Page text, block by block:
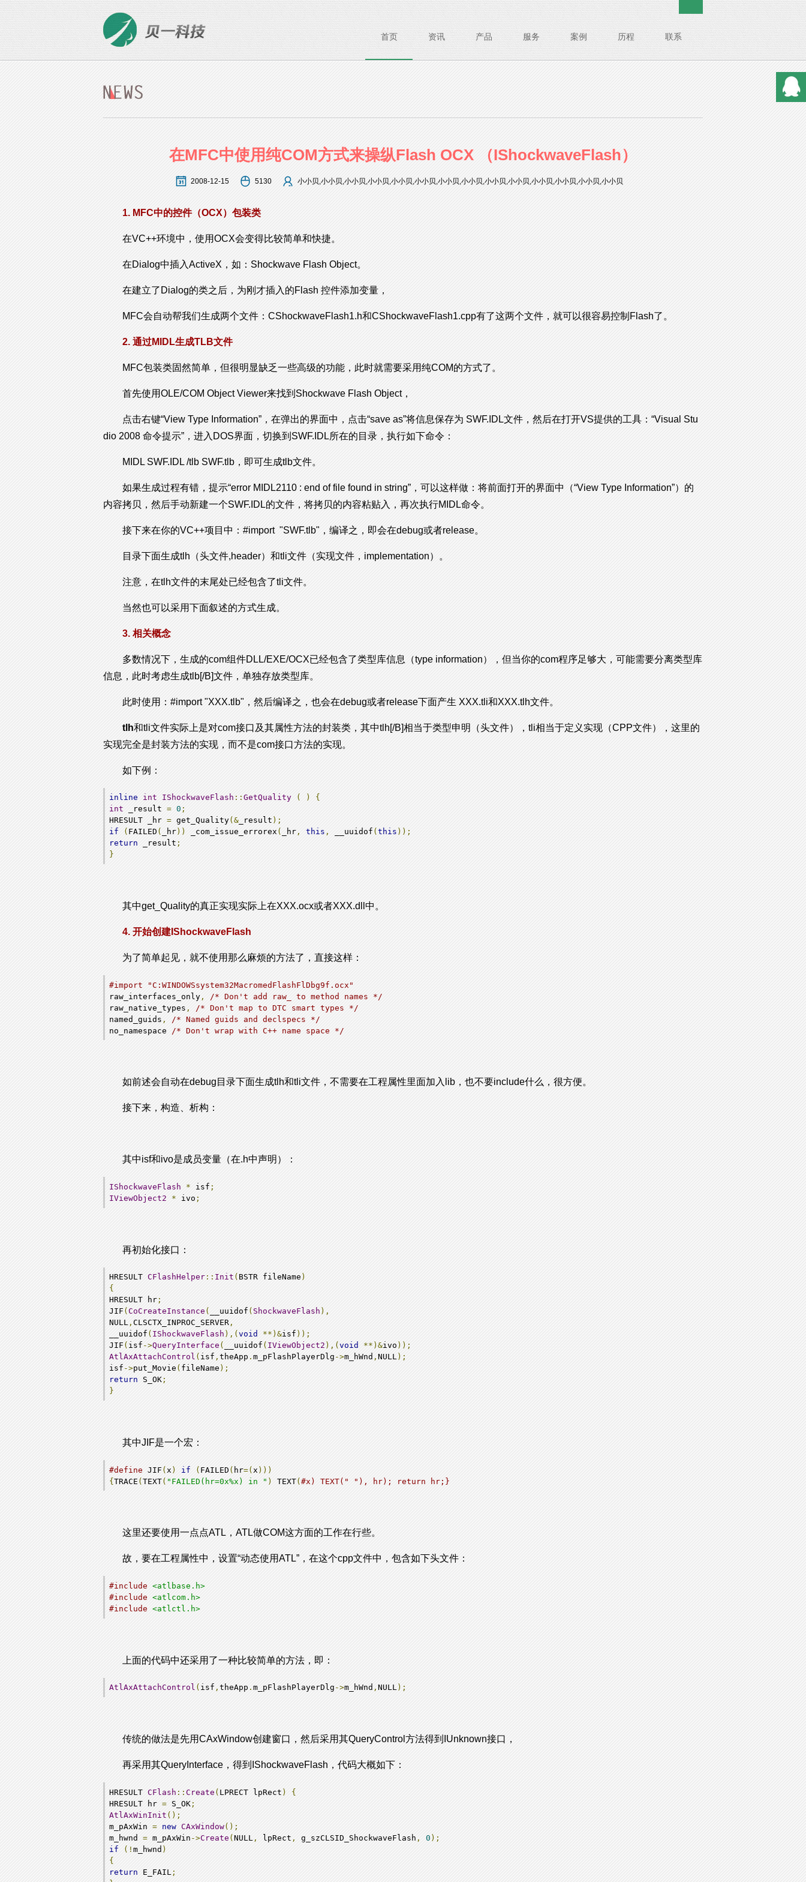
首页 资讯 产品 服务 案例 历程 联系
在MFC中使用纯COM方式来操纵Flash OCX （IShockwaveFlash）
2008-12-15 5130 小小贝,小小贝,小小贝,小小贝,小小贝,小小贝,小小贝,小小贝,小小贝,小小贝,小小贝,小小贝,小小贝,小小贝
1. MFC中的控件（OCX）包装类
在VC++环境中，使用OCX会变得比较简单和快捷。
在Dialog中插入ActiveX，如：Shockwave Flash Object。
在建立了Dialog的类之后，为刚才插入的Flash 控件添加变量，
MFC会自动帮我们生成两个文件：CShockwaveFlash1.h和CShockwaveFlash1.cpp有了这两个文件，就可以很容易控制Flash了。
2. 通过MIDL生成TLB文件
MFC包装类固然简单，但很明显缺乏一些高级的功能，此时就需要采用纯COM的方式了。
首先使用OLE/COM Object Viewer来找到Shockwave Flash Object，
点击右键“View Type Information”，在弹出的界面中，点击“save as”将信息保存为 SWF.IDL文件，然后在打开VS提供的工具：“Visual Stu
dio 2008 命令提示”，进入DOS界面，切换到SWF.IDL所在的目录，执行如下命令：
MIDL SWF.IDL /tlb SWF.tlb，即可生成tlb文件。
如果生成过程有错，提示“error MIDL2110 : end of file found in string”，可以这样做：将前面打开的界面中（“View Type Information”）的
内容拷贝，然后手动新建一个SWF.IDL的文件，将拷贝的内容粘贴入，再次执行MIDL命令。
接下来在你的VC++项目中：#import "SWF.tlb"，编译之，即会在debug或者release。
目录下面生成tlh（头文件,header）和tli文件（实现文件，implementation）。
注意，在tlh文件的末尾处已经包含了tli文件。
当然也可以采用下面叙述的方式生成。
3. 相关概念
多数情况下，生成的com组件DLL/EXE/OCX已经包含了类型库信息（type information），但当你的com程序足够大，可能需要分离类型库
信息，此时考虑生成tlb[/B]文件，单独存放类型库。
此时使用：#import "XXX.tlb"，然后编译之，也会在debug或者release下面产生 XXX.tli和XXX.tlh文件。
tlh和tli文件实际上是对com接口及其属性方法的封装类，其中tlh[/B]相当于类型申明（头文件），tli相当于定义实现（CPP文件），这里的
实现完全是封装方法的实现，而不是com接口方法的实现。
如下例：
inline int IShockwaveFlash :: GetQuality ( )
{
int _result = 0 ;
HRESULT _hr = get_Quality(&_result );
if
( FAILED ( _hr)) _com_issue_errorex( _hr, this , __uuidof ( this ));
return _result ;
}
其中get_Quality的真正实现实际上在XXX.ocx或者XXX.dll中。
4. 开始创建IShockwaveFlash
为了简单起见，就不使用那么麻烦的方法了，直接这样：
#import "C:WINDOWSsystem32MacromedFlashFlDbg9f.ocx"
raw_interfaces_only,
/* Don't add raw_ to method names */
raw_native_types ,
/* Don't map to DTC smart types */
named_guids ,
/* Named guids and declspecs */
no_namespace
/* Don't wrap with C++ name space */
如前述会自动在debug目录下面生成tlh和tli文件，不需要在工程属性里面加入lib，也不要include什么，很方便。
接下来，构造、析构：
其中isf和ivo是成员变量（在.h中声明）：
IShockwaveFlash * isf ;
IViewObject2
* ivo ;
再初始化接口：
HRESULT CFlashHelper:: Init ( BSTR fileName )
{
HRESULT hr;
JIF( CoCreateInstance( __uuidof ( ShockwaveFlash ),
NULL, CLSCTX_INPROC_SERVER,
__uuidof ( IShockwaveFlash ),( void **)&isf ));
JIF( isf ->QueryInterface( __uuidof ( IViewObject2 ),( void **)&ivo ));
AtlAxAttachControl ( isf , theApp . m_pFlashPlayerDlg ->m_hWnd , NULL);
isf ->put_Movie ( fileName );
return S_OK;
}
其中JIF是一个宏：
#define JIF( x ) if ( FAILED ( hr=( x )))
{TRACE (TEXT( "FAILED(hr=0x%x) in " ) TEXT(#x) TEXT(" "), hr); return hr;}
这里还要使用一点点ATL，ATL做COM这方面的工作在行些。
故，要在工程属性中，设置“动态使用ATL”，在这个cpp文件中，包含如下头文件：
#include <atlbase.h>
#include <atlcom.h>
#include <atlctl.h>
上面的代码中还采用了一种比较简单的方法，即：
AtlAxAttachControl ( isf , theApp . m_pFlashPlayerDlg ->m_hWnd , NULL);
传统的做法是先用CAxWindow创建窗口，然后采用其QueryControl方法得到IUnknown接口，
再采用其QueryInterface，得到IShockwaveFlash，代码大概如下：
HRESULT CFlash :: Create ( LPRECT lpRect )
{
HRESULT hr = S_OK;
AtlAxWinInit ();
m_pAxWin = new CAxWindow();
m_hwnd = m_pAxWin ->Create ( NULL , lpRect , g_szCLSID_ShockwaveFlash , 0 );
if
(! m_hwnd )
{
return E_FAIL ;